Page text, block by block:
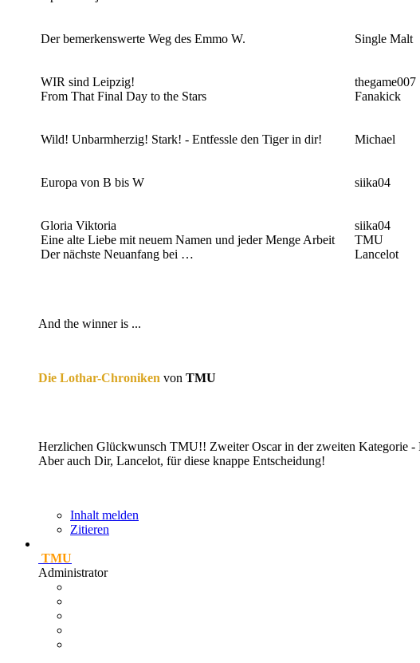
Der bemerkenswerte Weg des Emmo W. Single Malt
WIR sind Leipzig!
From That Final Day to the Stars
thegame007
Fanakick
Wild! Unbarmherzig! Stark! - Entfessle den Tiger in dir! Michael
Europa von B bis W siika04
Gloria Viktoria
Eine alte Liebe mit neuem Namen und jeder Menge Arbeit
Der nächste Neuanfang bei …
siika04
TMU
Lancelot
And the winner is ...
Die Lothar-Chroniken von TMU
Herzlichen Glückwunsch TMU!! Zweiter Oscar in der zweiten Kategorie -
Aber auch Dir, Lancelot, für diese knappe Entscheidung!
Inhalt melden
Zitieren
TMU
Administrator